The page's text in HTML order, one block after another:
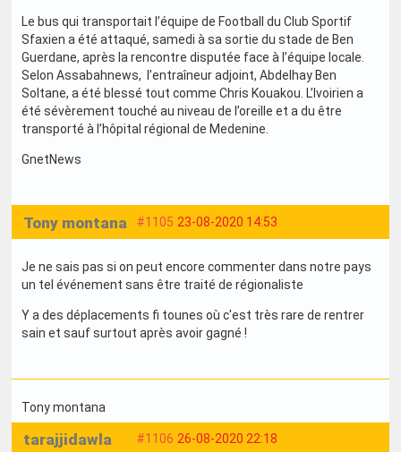
Le bus qui transportait l’équipe de Football du Club Sportif
Sfaxien a été attaqué, samedi à sa sortie du stade de Ben
Guerdane, après la rencontre disputée face à l’équipe locale.
Selon Assabahnews, l’entraîneur adjoint, Abdelhay Ben
Soltane, a été blessé tout comme Chris Kouakou. L’Ivoirien a
été sévèrement touché au niveau de l’oreille et a du être
transporté à l’hôpital régional de Medenine.
GnetNews
#1105 23-08-2020 14:53
Tony montana
Je ne sais pas si on peut encore commenter dans notre pays
un tel événement sans être traité de régionaliste
Y a des déplacements fi tounes où c'est très rare de rentrer
sain et sauf surtout après avoir gagné !
Tony montana
#1106 26-08-2020 22:18
tarajjidawla